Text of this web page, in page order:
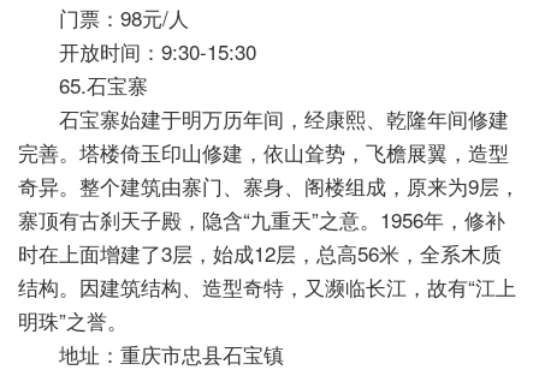
门票：98元/人
开放时间：9:30-15:30
65.石宝寨
石宝寨始建于明万历年间，经康熙、乾隆年间修建
完善。塔楼倚玉印山修建，依山耸势，飞檐展翼，造型
奇异。整个建筑由寨门、寨身、阁楼组成，原来为9层，
寨顶有古刹天子殿，隐含“九重天”之意。1956年，修补
时在上面增建了3层，始成12层，总高56米，全系木质
结构。因建筑结构、造型奇特，又濒临长江，故有“江上
明珠”之誉。
地址：重庆市忠县石宝镇